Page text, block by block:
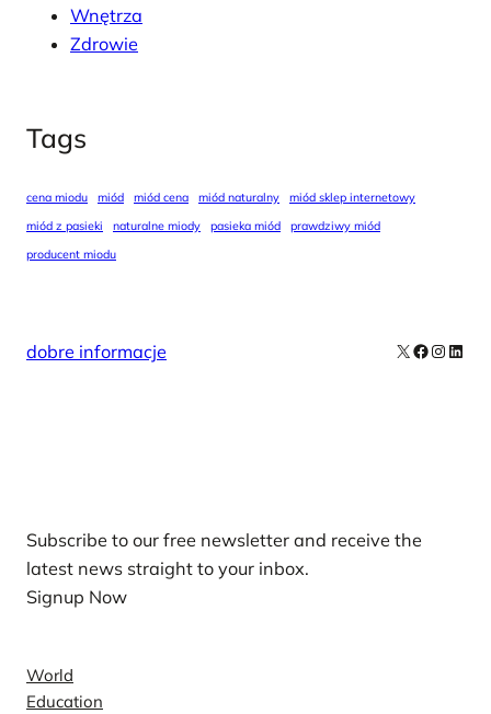
Wnętrza
Zdrowie
Tags
cena miodu miód miód cena miód naturalny
miód sklep internetowy
miód z pasieki
naturalne miody pasieka miód
prawdziwy miód
producent miodu
dobre informacje X Facebook
Subscribe to our free newsletter and receive the
latest news straight to your inbox.
Signup Now
World
Education